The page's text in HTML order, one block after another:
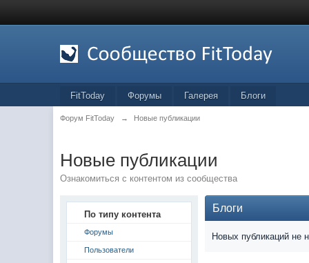
FitToday Форумы Галерея Блоги
Форум FitToday → Новые публикации
Новые публикации
Ознакомиться с контентом из сообщества
По типу контента
Форумы
Пользователи
Блоги
Новых публикаций не